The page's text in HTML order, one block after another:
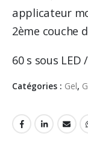
applicateur
2ème couche
60 s sous LED
Catégories : Gel,